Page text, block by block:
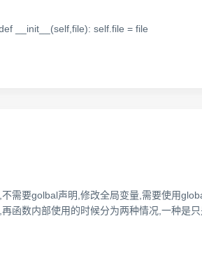
__init__(self,file): self.file = file
需要golbal声明,修改全局变量,需要使用
函数内部使用的时候分为两种情况,一种是